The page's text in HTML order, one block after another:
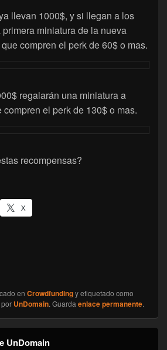
llevan 1000$, y si llegan a los
miniatura de la nueva
compren el perk de 60$ o mas.
regalarán una miniatura a
el perk de 130$ o mas.
recompensas?
X
en Crowdfundingy etiquetado como
por UnDomain. Guarda enlace permanente.
UnDomain